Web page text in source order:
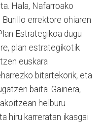
Hala, Nafarroako
errektore ohiaren
Estrategikoa dugu
plan estrategikotik
euskara
bitartekorik, eta
baita. Gainera,
helburu
hiru karreratan ikasgai